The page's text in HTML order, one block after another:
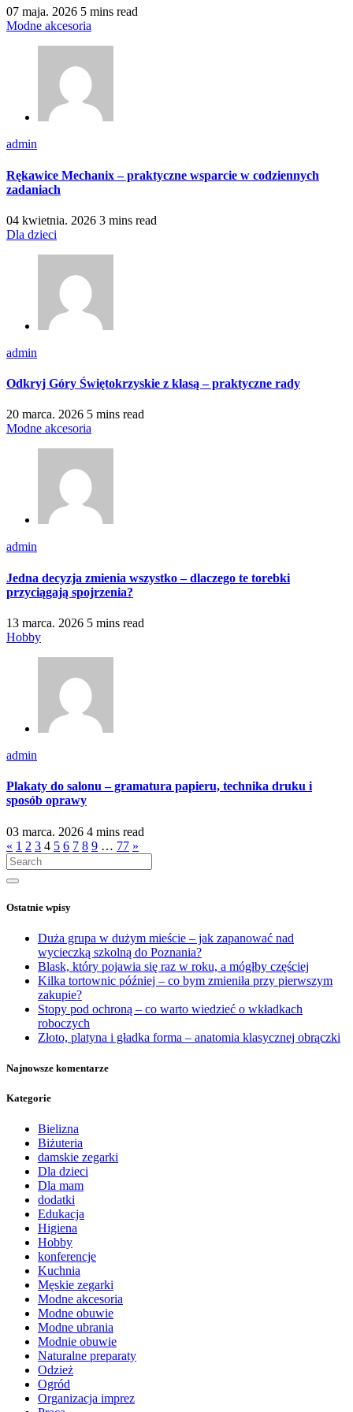
07 maja. 2026 5 mins read
Modne akcesoria
admin
Rękawice Mechanix – praktyczne wsparcie w codziennych
zadaniach
04 kwietnia. 2026 3 mins read
Dla dzieci
admin
Odkryj Góry Świętokrzyskie z klasą – praktyczne rady
20 marca. 2026 5 mins read
Modne akcesoria
admin
Jedna decyzja zmienia wszystko – dlaczego te torebki
przyciągają spojrzenia?
13 marca. 2026 5 mins read
Hobby
admin
Plakaty do salonu – gramatura papieru, technika druku i
sposób oprawy
03 marca. 2026 4 mins read
Nawigacja
po
« 1 2 3 4 5 6 7 8 9 … 77 »
Ostatnie wpisy
Duża grupa w dużym mieście – jak zapanować nad
wycieczką szkolną do Poznania?
Blask, który pojawia się raz w roku, a mógłby częściej
Kilka tortownic później – co bym zmieniła przy pierwszym
zakupie?
Stopy pod ochroną – co warto wiedzieć o wkładkach
roboczych
Złoto, platyna i gładka forma – anatomia klasycznej obrączki
Najnowsze komentarze
Kategorie
Bielizna
Biżuteria
damskie zegarki
Dla dzieci
Dla mam
dodatki
Edukacja
Higiena
Hobby
konferencje
Kuchnia
Męskie zegarki
Modne akcesoria
Modne obuwie
Modne ubrania
Modnie obuwie
Naturalne preparaty
Odzież
Ogród
Organizacja imprez